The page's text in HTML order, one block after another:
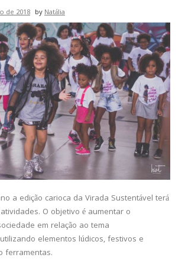
de 2018 byNatália
a edição carioca da Virada Sustentável terá
O objetivo é aumentar o
em relação ao tema
elementos lúdicos, festivos e
ferramentas.